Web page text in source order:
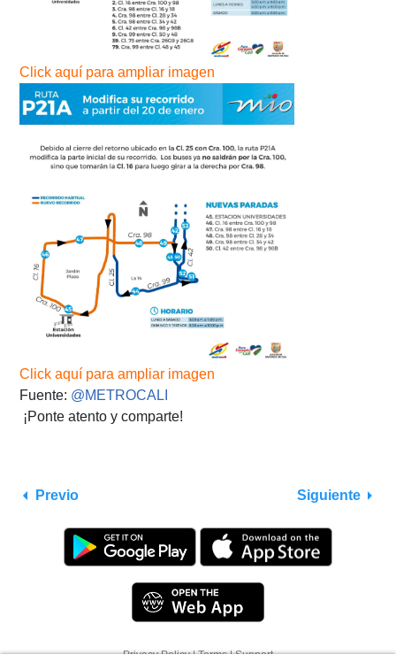
Click aquí para ampliar imagen
Click aquí para ampliar imagen
Fuente: @METROCALI
¡Ponte atento y comparte!
Previo Siguiente
Privacy Policy|Terms|Support
Utilizamos cookies para que tengas una mejor